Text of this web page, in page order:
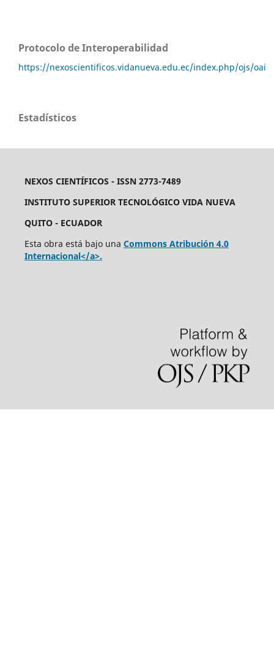
Protocolo de Interoperabilidad
https://nexoscientificos.vidanueva.edu.ec/index.php/ojs/oai
Estadísticos
NEXOS CIENTÍFICOS - ISSN 2773-7489
INSTITUTO SUPERIOR TECNOLÓGICO VIDA NUEVA
QUITO - ECUADOR
Esta obra está bajo una Commons Atribución 4.0
Internacional</a>.